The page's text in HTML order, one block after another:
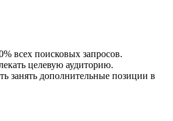
всех поисковых запросов.
целевую аудиторию.
занять дополнительные позиции в